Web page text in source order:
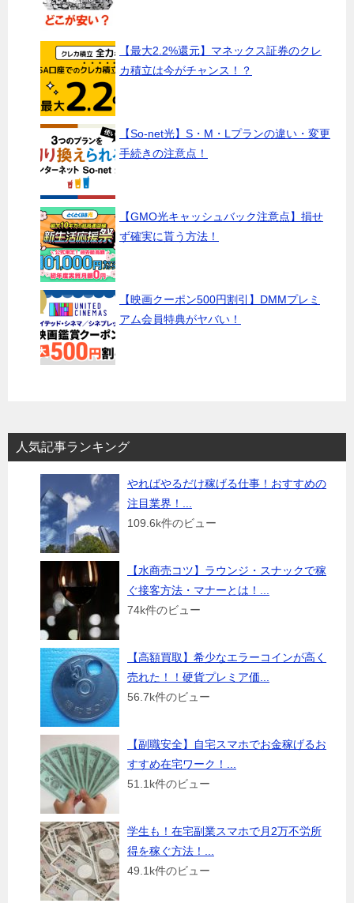
【最大2.2%還元】マネックス証券のクレ
カ積立は今がチャンス！？
【So-net光】S・M・Lプランの違い・変更
手続きの注意点！
【GMO光キャッシュバック注意点】損せ
ず確実に貰う方法！
【映画クーポン500円割引】DMMプレミ
アム会員特典がヤバい！
人気記事ランキング
やればやるだけ稼げる仕事！おすすめの
注目業界！...
109.6k件のビュー
【水商売コツ】ラウンジ・スナックで稼
ぐ接客方法・マナーとは！...
74k件のビュー
【高額買取】希少なエラーコインが高く
売れた！！硬貨プレミア価...
56.7k件のビュー
【副職安全】自宅スマホでお金稼げるお
すすめ在宅ワーク！...
51.1k件のビュー
学生も！在宅副業スマホで月2万不労所
得を稼ぐ方法！...
49.1k件のビュー